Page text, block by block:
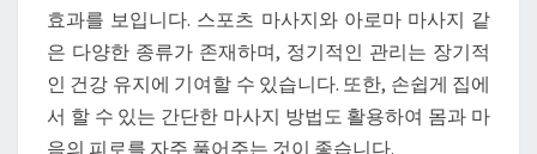
효과를 보입니다. 스포츠 마사지와 아로마 마사지 같
은 다양한 종류가 존재하며, 정기적인 관리는 장기적
인 건강 유지에 기여할 수 있습니다. 또한, 손쉽게 집에
서 할 수 있는 간단한 마사지 방법도 활용하여 몸과 마
음의 피로를 자주 풀어주는 것이 좋습니다.